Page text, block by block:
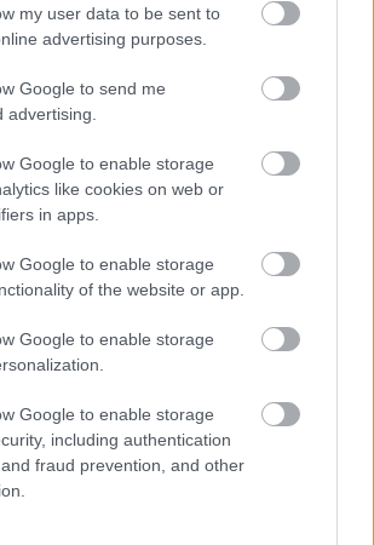
my user data to be sent to
advertising purposes.
Google to send me
advertising.
Google to enable storage
like cookies on web or
in apps.
Google to enable storage
of the website or app.
Google to enable storage
Google to enable storage
including authentication
fraud prevention, and other
tartalmazza:
egybe-elemek miatt, nos itt a
nagyon király - ottfutót